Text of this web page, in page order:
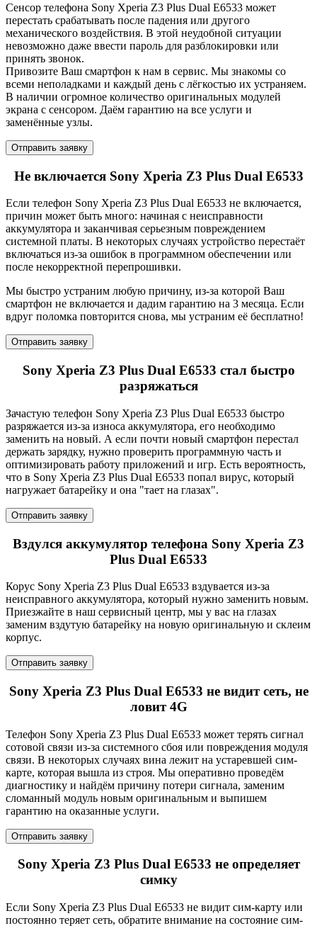
Сенсор телефона Sony Xperia Z3 Plus Dual E6533 может
перестать срабатывать после падения или другого
механического воздействия. В этой неудобной ситуации
невозможно даже ввести пароль для разблокировки или
принять звонок.
Привозите Ваш смартфон к нам в сервис. Мы знакомы со
всеми неполадками и каждый день с лёгкостью их устраняем.
В наличии огромное количество оригинальных модулей
экрана с сенсором. Даём гарантию на все услуги и
заменённые узлы.
Отправить заявку
Не включается Sony Xperia Z3 Plus Dual E6533
Если телефон Sony Xperia Z3 Plus Dual E6533 не включается,
причин может быть много: начиная с неисправности
аккумулятора и заканчивая серьезным повреждением
системной платы. В некоторых случаях устройство перестаёт
включаться из-за ошибок в программном обеспечении или
после некорректной перепрошивки.
Мы быстро устраним любую причину, из-за которой Ваш
смартфон не включается и дадим гарантию на 3 месяца. Если
вдруг поломка повторится снова, мы устраним её бесплатно!
Отправить заявку
Sony Xperia Z3 Plus Dual E6533 стал быстро
разряжаться
Зачастую телефон Sony Xperia Z3 Plus Dual E6533 быстро
разряжается из-за износа аккумулятора, его необходимо
заменить на новый. А если почти новый смартфон перестал
держать зарядку, нужно проверить программную часть и
оптимизировать работу приложений и игр. Есть вероятность,
что в Sony Xperia Z3 Plus Dual E6533 попал вирус, который
нагружает батарейку и она "тает на глазах".
Отправить заявку
Вздулся аккумулятор телефона Sony Xperia Z3
Plus Dual E6533
Корус Sony Xperia Z3 Plus Dual E6533 вздувается из-за
неисправного аккумулятора, который нужно заменить новым.
Приезжайте в наш сервисный центр, мы у вас на глазах
заменим вздутую батарейку на новую оригинальную и склеим
корпус.
Отправить заявку
Sony Xperia Z3 Plus Dual E6533 не видит сеть, не
ловит 4G
Телефон Sony Xperia Z3 Plus Dual E6533 может терять сигнал
сотовой связи из-за системного сбоя или повреждения модуля
связи. В некоторых случаях вина лежит на устаревшей сим-
карте, которая вышла из строя. Мы оперативно проведём
диагностику и найдём причину потери сигнала, заменим
сломанный модуль новым оригинальным и выпишем
гарантию на оказанные услуги.
Отправить заявку
Sony Xperia Z3 Plus Dual E6533 не определяет
симку
Если Sony Xperia Z3 Plus Dual E6533 не видит сим-карту или
постоянно теряет сеть, обратите внимание на состояние сим-